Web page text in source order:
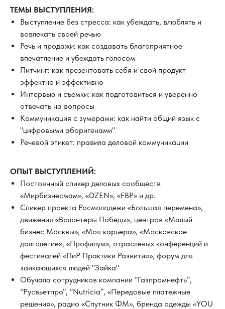
ТЕМЫ ВЫСТУПЛЕНИЯ:
Выступление без стресса: как убеждать, влюблять и
вовлекать своей речью
Речь и продажи: как создавать благоприятное
впечатление и убеждать голосом
Питчинг: как презентовать себя и свой продукт
эффектно и эффективно
Интервью и съемки: как подготовиться и уверенно
отвечать на вопросы
Коммуникация с зумерами: как найти общий язык с
"цифровыми аборигенами"
Речевой этикет: правила деловой коммуникации
ОПЫТ ВЫСТУПЛЕНИЙ:
Постоянный спикер деловых сообществ
«Мирбизнесмам», «DZEN», «FBP» и др.
Спикер проекта Росмолодежи «Большая перемена»,
движения «Волонтеры Победы», центров «Малый
бизнес Москвы», «Моя карьера», «Московское
долголетие», «Профилум», отраслевых конференций и
фестивалей «ПиР Практики Развития», форум для
заикающихся людей "Зайка"
Обучала сотрудников компании “Газпромнефть”,
“Русвьетпро”, “Nutricia”, «Передовые платежные
решения», радио «Спутник ФМ», бренда одежды «YOU